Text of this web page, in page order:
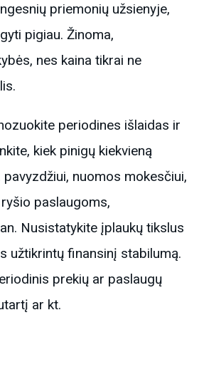
priemonių užsienyje,
pigiau. Žinoma,
nes kaina tikrai ne
periodines išlaidas ir
kiek pinigų kiekvieną
nuomos mokesčiui,
paslaugoms,
Nusistatykite įplaukų tikslus
užtikrintų finansinį stabilumą.
prekių ar paslaugų
ar kt.